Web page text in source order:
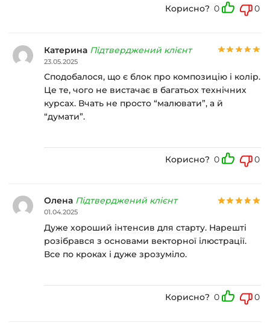
Корисно? 0 0
Катерина Підтверджений клієнт
23.05.2025
Сподобалося, що є блок про композицію і колір.
Це те, чого не вистачає в багатьох технічних
курсах. Вчать не просто “малювати”, а й
“думати”.
Корисно? 0 0
Олена Підтверджений клієнт
01.04.2025
Дуже хороший інтенсив для старту. Нарешті
розібрався з основами векторної ілюстрації.
Все по кроках і дуже зрозуміло.
Корисно? 0 0